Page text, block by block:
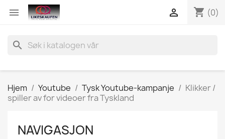
 shopping_cart (0)

search
Hjem Youtube Tysk Youtube-kampanje
Klikker /
spiller av for videoer fra Tyskland
NAVIGASJON